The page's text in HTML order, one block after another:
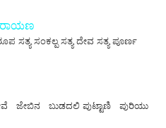
ಸತ್ಯ ಸಂಕಲ್ಪ ಸತ್ಯ ದೇವ ಸತ್ಯ ಪೂರ್ಣ
ಜೇಬಿನ ಬುಡದಲಿ ಪುಟ್ಟಾಣಿ ಪುರಿಯು